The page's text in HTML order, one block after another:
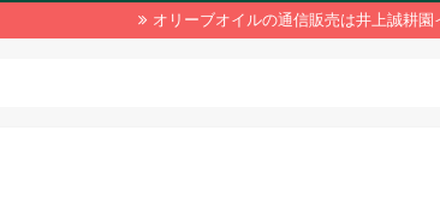
オリーブオイルの通信販売は井上誠耕